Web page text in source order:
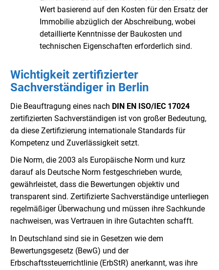
Wert basierend auf den Kosten für den Ersatz der
Immobilie abzüglich der Abschreibung, wobei
detaillierte Kenntnisse der Baukosten und
technischen Eigenschaften erforderlich sind.
Wichtigkeit zertifizierter
Sachverständiger in Berlin
Die Beauftragung eines nach DIN EN ISO/IEC 17024
zertifizierten Sachverständigen ist von großer Bedeutung,
da diese Zertifizierung internationale Standards für
Kompetenz und Zuverlässigkeit setzt.
Die Norm, die 2003 als Europäische Norm und kurz
darauf als Deutsche Norm festgeschrieben wurde,
gewährleistet, dass die Bewertungen objektiv und
transparent sind. Zertifizierte Sachverständige unterliegen
regelmäßiger Überwachung und müssen ihre Sachkunde
nachweisen, was Vertrauen in ihre Gutachten schafft.
In Deutschland sind sie in Gesetzen wie dem
Bewertungsgesetz (BewG) und der
Erbschaftssteuerrichtlinie (ErbStR) anerkannt, was ihre